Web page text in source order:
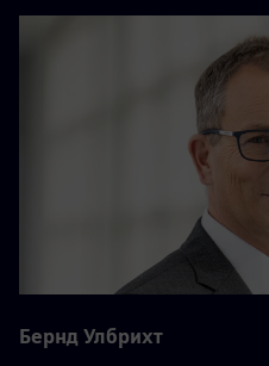
Бернд Улбрихт